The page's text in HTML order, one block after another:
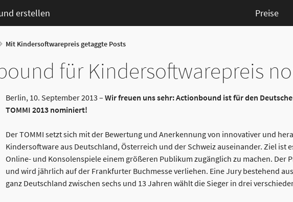
erstellen Preise
Mit Kindersoftwarepreis getaggte Posts
für Kindersoftwarepreis
Berlin, 10. September 2013 – Wir freuen uns sehr: Actionbound ist für den
TOMMI 2013 nominiert!
Der TOMMI setzt sich mit der Bewertung und Anerkennung von innovativer und
Kindersoftware aus Deutschland, Österreich und der Schweiz auseinander. Ziel ist
Online- und Konsolenspiele einem größeren Publikum zugänglich zu machen. Der
und wird jährlich auf der Frankfurter Buchmesse verliehen. Eine Jury bestehend
ganz Deutschland zwischen sechs und 13 Jahren wählt die Sieger in drei